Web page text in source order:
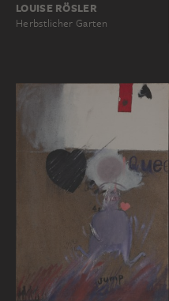
LOUISE RÖSLER
Herbstlicher Garten